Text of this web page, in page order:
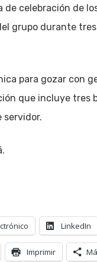
celebración de
grupo durante
para gozar con
que incluye tres
servidor.
LinkedIn
Imprimir